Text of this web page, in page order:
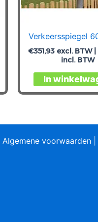
Verkeersspiegel
€351,93 excl. BTW |
incl. BTW
In
Algemene voorwaarden